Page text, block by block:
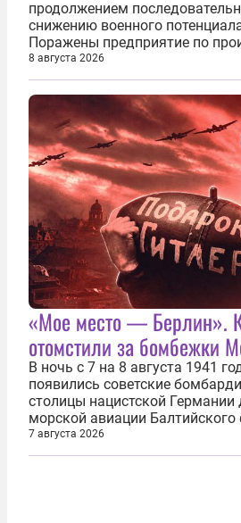
продолжением
снижению военного
Поражены предприятие по
крылатых ракет, крупный
сухогруза с военными
нанесены удары по объектам
Киеве...
8 августа 2026
«Мое место — Берлин».
отомстили за бомбежки
В ночь с 7 на 8 августа 1941
появились советские
столицы нацистской
морской авиации
сбросили бомбы на город,
жил в полной уверенности, что
7 августа 2026